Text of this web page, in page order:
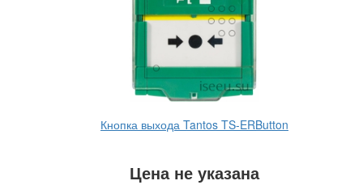
Кнопка выхода Tantos TS-ERButton
Цена не указана